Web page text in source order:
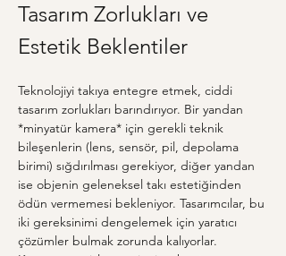
Tasarım Zorlukları ve
Estetik Beklentiler
Teknolojiyi takıya entegre etmek, ciddi
tasarım zorlukları barındırıyor. Bir yandan
*minyatür kamera* için gerekli teknik
bileşenlerin (lens, sensör, pil, depolama
birimi) sığdırılması gerekiyor, diğer yandan
ise objenin geleneksel takı estetiğinden
ödün vermemesi bekleniyor. Tasarımcılar, bu
iki gereksinimi dengelemek için yaratıcı
çözümler bulmak zorunda kalıyorlar.